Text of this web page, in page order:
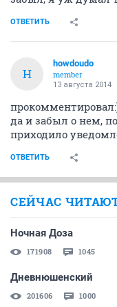
ОТВЕТИТЬ
H
howdoudo
member
13 августа 2014
да и забыл о нем,
приходило
ОТВЕТИТЬ
СЕЙЧАС
Ночная Доза
171908 1045
Дневнюшенский
201606 1000